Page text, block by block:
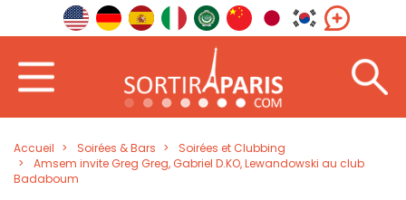
Accueil Soirées & Bars
Soirées et Clubbing
Amsem invite Greg Greg, Gabriel D.KO, Lewandowski au club
Badaboum